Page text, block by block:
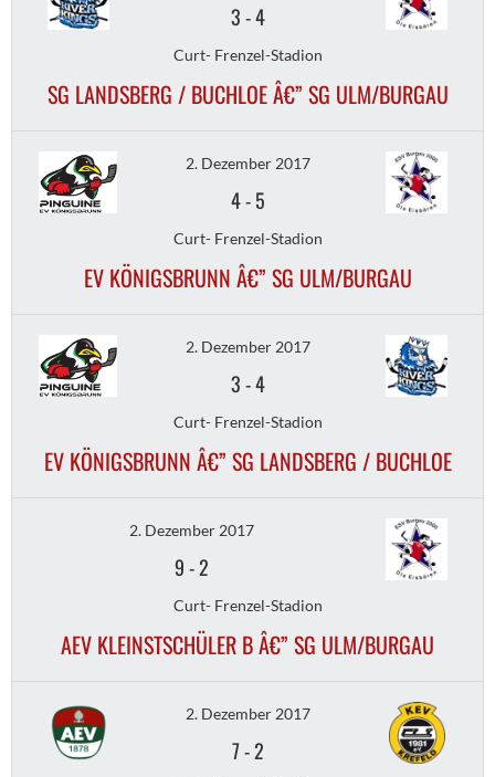
3-4
Curt- Frenzel-Stadion
SG LANDSBERG / BUCHLOE Â€” SG ULM/BURGAU
2. Dezember 2017
4-5
Curt- Frenzel-Stadion
EV KÖNIGSBRUNN Â€” SG ULM/BURGAU
2. Dezember 2017
3-4
Curt- Frenzel-Stadion
EV KÖNIGSBRUNN Â€” SG LANDSBERG / BUCHLOE
2. Dezember 2017
9-2
Curt- Frenzel-Stadion
AEV KLEINSTSCHÜLER B Â€” SG ULM/BURGAU
2. Dezember 2017
7-2